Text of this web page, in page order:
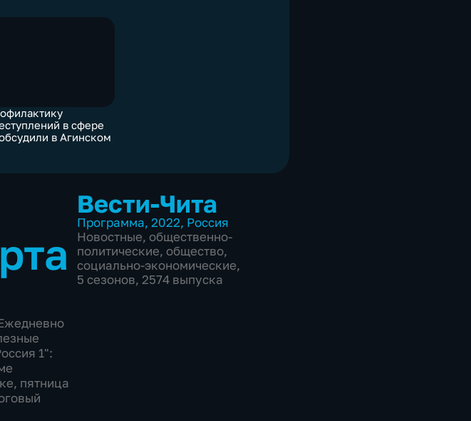
в сфере
в Агинском
1":
пятница
Вести-Чита
Программа, 2022, Россия
Новостные, общественно-
политические, общество,
социально-экономические,
5 сезонов, 2574 выпуска